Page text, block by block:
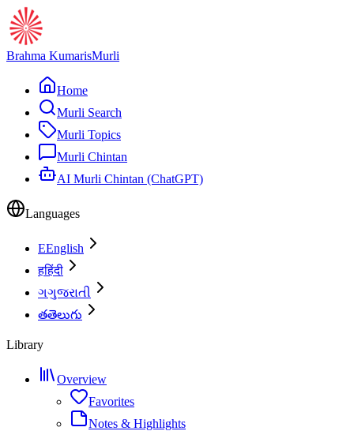
Brahma KumarisMurli
Home
Murli Search
Murli Topics
Murli Chintan
AI Murli Chintan (ChatGPT)
Languages
EEnglish
हहिंदी
ગગુજરાતી
తతెలుగు
Library
Overview
Favorites
Notes & Highlights